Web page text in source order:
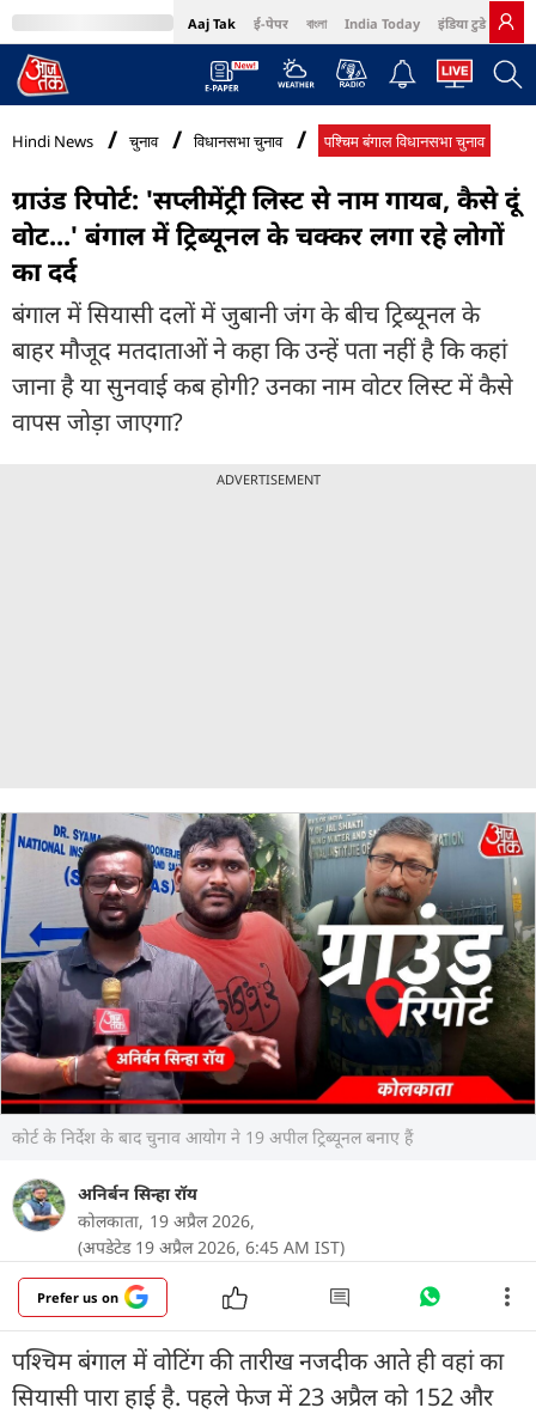
Aaj Tak ई-पेपर বাংলা India Today इंडिया टुडे हिंदी
MumbaiTak Cosmopolitan Harper's Bazaar Northeast
Hindi News चुनाव विधानसभा चुनाव पश्चिम बंगाल विधानसभा चुनाव
ग्राउंड रिपोर्ट: 'सप्लीमेंट्री लिस्ट से नाम गायब, कैसे दूं
वोट...' बंगाल में ट्रिब्यूनल के चक्कर लगा रहे लोगों
का दर्द
बंगाल में सियासी दलों में जुबानी जंग के बीच ट्रिब्यूनल के
बाहर मौजूद मतदाताओं ने कहा कि उन्हें पता नहीं है कि कहां
जाना है या सुनवाई कब होगी? उनका नाम वोटर लिस्ट में कैसे
वापस जोड़ा जाएगा?
ADVERTISEMENT
कोर्ट के निर्देश के बाद चुनाव आयोग ने 19 अपील ट्रिब्यूनल बनाए हैं
अनिर्बन सिन्हा रॉय
कोलकाता, 19 अप्रैल 2026,
(अपडेटेड 19 अप्रैल 2026, 6:45 AM IST)
Prefer us on
पश्चिम बंगाल में वोटिंग की तारीख नजदीक आते ही वहां का
सियासी पारा हाई है. पहले फेज में 23 अप्रैल को 152 और